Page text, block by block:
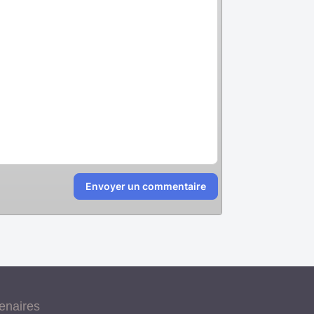
Envoyer un commentaire